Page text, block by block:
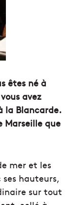
êtes né à
avez
la Blancarde.
Marseille que
mer et les
hauteurs,
sur tout